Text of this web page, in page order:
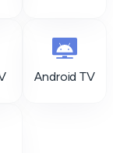
Android TV